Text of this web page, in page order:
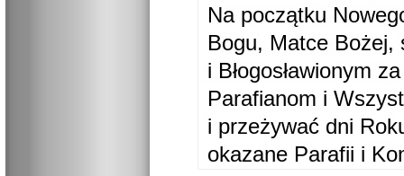
Na początku
Bogu, Matce Bożej,
i Błogosławionym
Parafianom i
i przeżywać dni
okazane Parafii i